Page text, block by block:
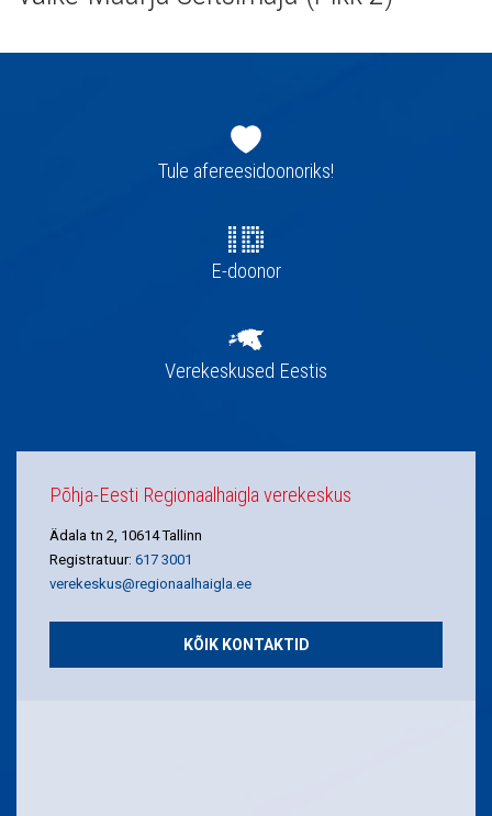
navigatsioonTule afereesidoonoriks!
E-doonor
Verekeskused Eestis
Põhja-Eesti Regionaalhaigla verekeskus
Ädala tn 2, 10614 Tallinn
Registratuur: 617 3001
verekeskus@regionaalhaigla.ee
KÕIK KONTAKTID